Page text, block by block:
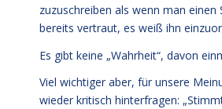
zuzuschreiben als wenn man
bereits vertraut, es weiß ihn
Es gibt keine „Wahrheit“, davon
Viel wichtiger aber, für unsere
wieder kritisch hinterfragen: